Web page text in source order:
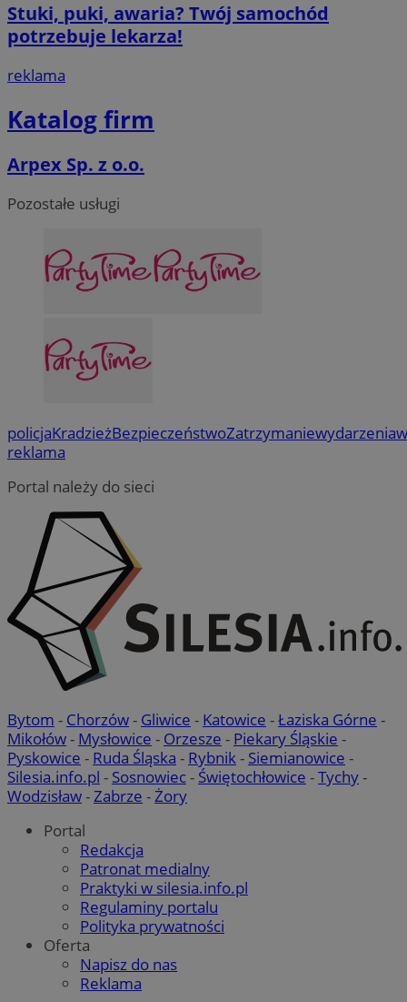
Stuki, puki, awaria? Twój samochód
potrzebuje lekarza!
reklama
Katalog firm
Arpex Sp. z o.o.
Pozostałe usługi
policjaKradzieżBezpieczeństwoZatrzymaniewydarzenia
reklama
Portal należy do sieci
Bytom - Chorzów- Gliwice - Katowice -Łaziska Górne -
Mikołów- Mysłowice - Orzesze - Piekary Śląskie -
Pyskowice - Ruda Śląska - Rybnik- Siemianowice -
Silesia.info.pl - Sosnowiec- Świętochłowice -Tychy-
Wodzisław-Zabrze -Żory
Portal
Redakcja
Patronat medialny
Praktyki w silesia.info.pl
Regulaminy portalu
Polityka prywatności
Oferta
Napisz do nas
Reklama